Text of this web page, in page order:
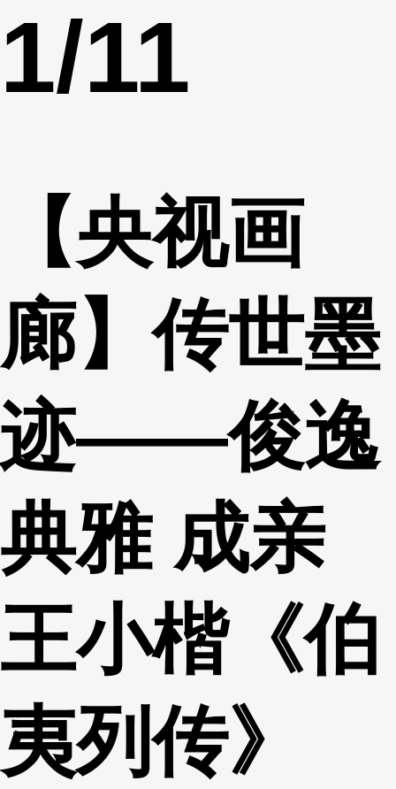
1/11
【央视画
廊】传世墨
迹——俊逸
典雅 成亲
王小楷《伯
夷列传》